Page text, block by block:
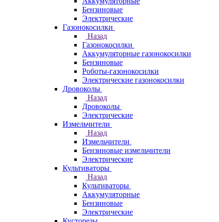
Бензиновые
Электрические
Газонокосилки
Назад
Газонокосилки
Аккумуляторные газонокосилки
Бензиновые
Роботы-газонокосилки
Электрические газонокосилки
Дровоколы
Назад
Дровоколы
Электрические
Измельчители
Назад
Измельчители
Бензиновые измельчители
Электрические
Культиваторы
Назад
Культиваторы
Аккумуляторные
Бензиновые
Электрические